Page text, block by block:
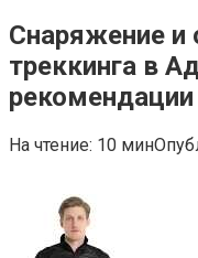
Снаряжение и
треккинга в
рекомендации
На чтение: 10 мин